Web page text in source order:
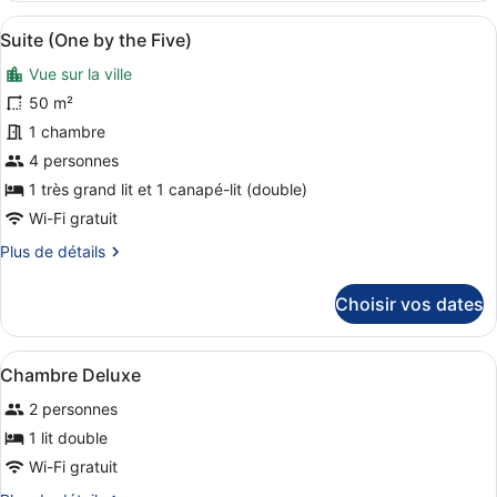
type
de
chambre
Chambre
Double
Supérieure
Afficher
toutes
les
photos
pour
ce
type
de
chambre :
Suite
the
Five)
Une chambre d’hôtel avec un
9
Suite (One by the Five)
Vue sur la ville
50 m²
1 chambre
4 personnes
1 très grand lit et 1 canapé-lit (double)
Wi-Fi gratuit
Plus de détails
Plus
le
type
de
Suite
(One
by
the
Five)
Choisir vos dates
Afficher
toutes
les
photos
pour
ce
Une chambre d’hôtel moderne
4
Chambre Deluxe
2 personnes
1 lit double
Wi-Fi gratuit